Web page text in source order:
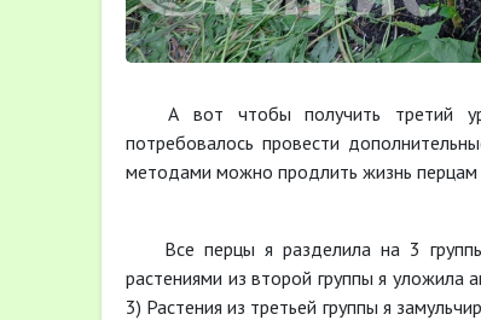
А вот чтобы получить третий
потребовалось провести
методами можно продлить жизнь перцам
Все перцы я разделила на 3
растениями из второй группы я уложила
3) Растения из третьей группы я